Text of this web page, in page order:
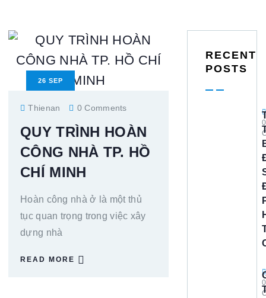
26 SEP
Thienan 0 Comments
QUY TRÌNH HOÀN
CÔNG NHÀ TP. HỒ
CHÍ MINH
Hoàn công nhà ở là một thủ
tục quan trọng trong việc xây
dựng nhà
READ MORE
RECENT
POSTS